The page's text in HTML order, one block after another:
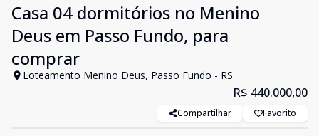
Casa 04 dormitórios no Menino
Deus em Passo Fundo, para
comprar
Loteamento Menino Deus, Passo Fundo - RS
R$ 440.000,00
Compartilhar Favorito